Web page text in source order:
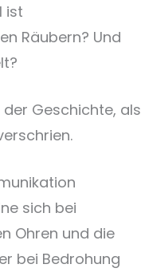
ist
Räubern? Und
Geschichte, als
sich bei
Ohren und die
bei Bedrohung